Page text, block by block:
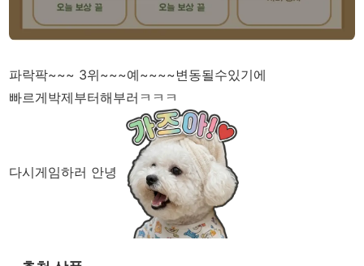
파락팍~~~ 3위~~~예~~~~변동될수있기에
빠르게박제부터해부러ㅋㅋㅋ
다시게임하러 안녕